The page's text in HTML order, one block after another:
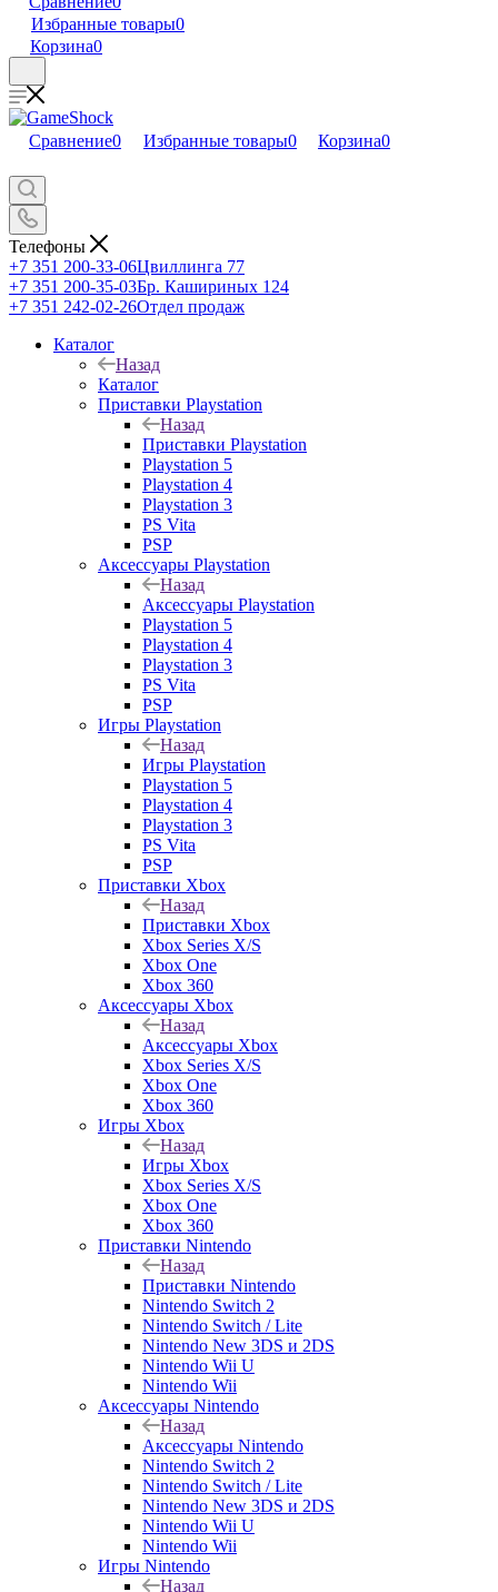
Избранные товары0
Корзина0
Сравнение0 Избранные товары0 Корзина0
Телефоны
+7 351 200-33-06Цвиллинга 77
+7 351 200-35-03Бр. Кашириных 124
+7 351 242-02-26Отдел продаж
Каталог
Назад
Каталог
Приставки Playstation
Назад
Приставки Playstation
Playstation 5
Playstation 4
Playstation 3
PS Vita
PSP
Аксессуары Playstation
Назад
Аксессуары Playstation
Playstation 5
Playstation 4
Playstation 3
PS Vita
PSP
Игры Playstation
Назад
Игры Playstation
Playstation 5
Playstation 4
Playstation 3
PS Vita
PSP
Приставки Xbox
Назад
Приставки Xbox
Xbox Series X/S
Xbox One
Xbox 360
Аксессуары Xbox
Назад
Аксессуары Xbox
Xbox Series X/S
Xbox One
Xbox 360
Игры Xbox
Назад
Игры Xbox
Xbox Series X/S
Xbox One
Xbox 360
Приставки Nintendo
Назад
Приставки Nintendo
Nintendo Switch 2
Nintendo Switch / Lite
Nintendo New 3DS и 2DS
Nintendo Wii U
Nintendo Wii
Аксессуары Nintendo
Назад
Аксессуары Nintendo
Nintendo Switch 2
Nintendo Switch / Lite
Nintendo New 3DS и 2DS
Nintendo Wii U
Nintendo Wii
Игры Nintendo
Назад